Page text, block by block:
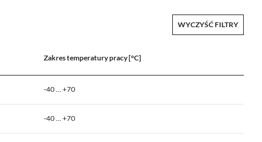
WYCZYŚĆ FILTRY
Zakres temperatury pracy [°C]
-40 ... +70
-40 ... +70